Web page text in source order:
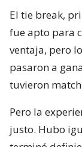
El tie break,
fue apto para
ventaja, pero
pasaron a
tuvieron
Pero la
justo. Hubo